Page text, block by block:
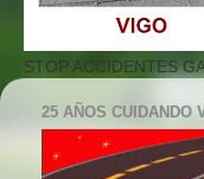
STOP ACCIDENTES
25 AÑOS CUIDANDO